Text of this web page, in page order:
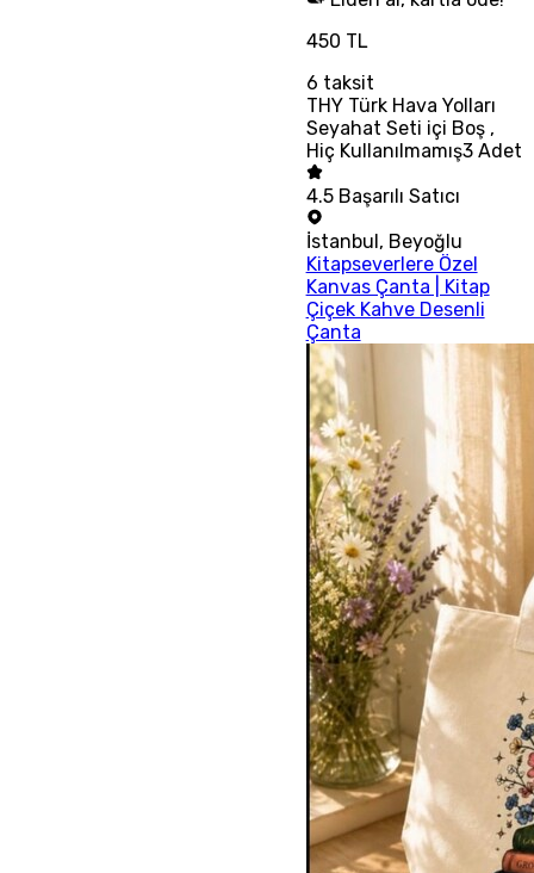
450 TL
6 taksit
THY Türk Hava Yolları
Seyahat Seti içi Boş ,
Hiç Kullanılmamış3 Adet
4.5 Başarılı Satıcı
İstanbul, Beyoğlu
Kitapseverlere Özel
Kanvas Çanta | Kitap
Çiçek Kahve Desenli
Çanta